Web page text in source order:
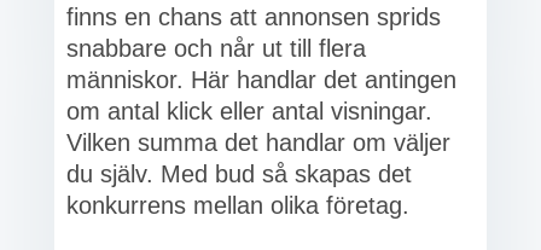
finns en chans att annonsen sprids
snabbare och når ut till flera
människor. Här handlar det antingen
om antal klick eller antal visningar.
Vilken summa det handlar om väljer
du själv. Med bud så skapas det
konkurrens mellan olika företag.